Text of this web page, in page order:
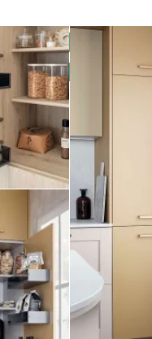
VENIR EN MAGASIN